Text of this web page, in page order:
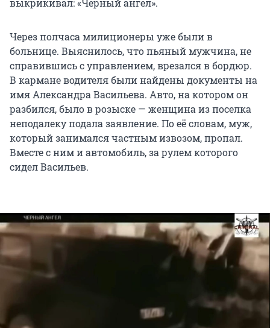
выкрикивал: «Черный ангел».
Через полчаса милиционеры уже были в
больнице. Выяснилось, что пьяный мужчина, не
справившись с управлением, врезался в бордюр.
В кармане водителя были найдены документы на
имя Александра Васильева. Авто, на котором он
разбился, было в розыске — женщина из поселка
неподалеку подала заявление. По её словам, муж,
который занимался частным извозом, пропал.
Вместе с ним и автомобиль, за рулем которого
сидел Васильев.